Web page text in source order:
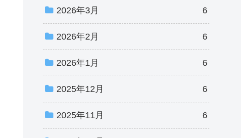
2026年3月 6
2026年2月 6
2026年1月 6
2025年12月 6
2025年11月 6